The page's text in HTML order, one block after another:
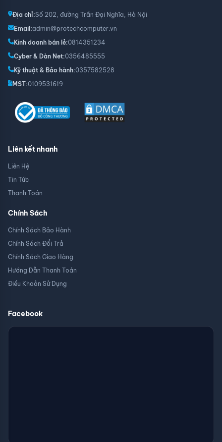
Địa chỉ:Số 202, đường Trần Đại Nghĩa, Hà Nội
Email:admin@protechcomputer.vn
Kinh doanh bán lẻ:0814351234
Cyber & Dàn Net:0356485555
Kỹ thuật & Bảo hành:0357582528
MST:0109531619
Liên kết nhanh
Liên Hệ
Tin Tức
Thanh Toán
Chính Sách
Chính Sách Bảo Hành
Chính Sách Đổi Trả
Chính Sách Giao Hàng
Hướng Dẫn Thanh Toán
Điều Khoản Sử Dụng
Facebook